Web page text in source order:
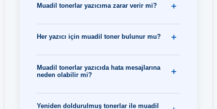
Muadil tonerlar yazıcıma zarar verir mi?
Her yazıcı için muadil toner bulunur mu?
Muadil tonerlar yazıcıda hata mesajlarına
neden olabilir mi?
Yeniden doldurulmuş tonerlar ile muadil